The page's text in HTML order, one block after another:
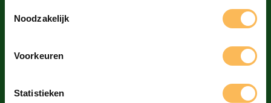
Noodzakelijk
Voorkeuren
Statistieken
1043 AJ Amsterdam